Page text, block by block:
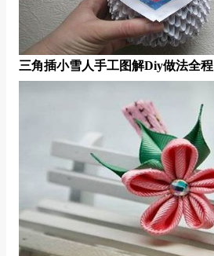
三角插小雪人手工图解diy做法全程